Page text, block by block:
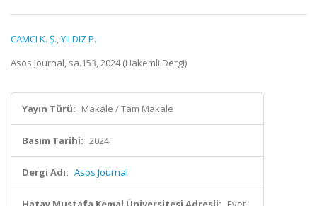
CAMCI K. Ş.,YILDIZ P.
Asos Journal, sa.153, 2024 (Hakemli Dergi)
Yayın Türü: Makale / Tam Makale
Basım Tarihi: 2024
Dergi Adı: Asos Journal